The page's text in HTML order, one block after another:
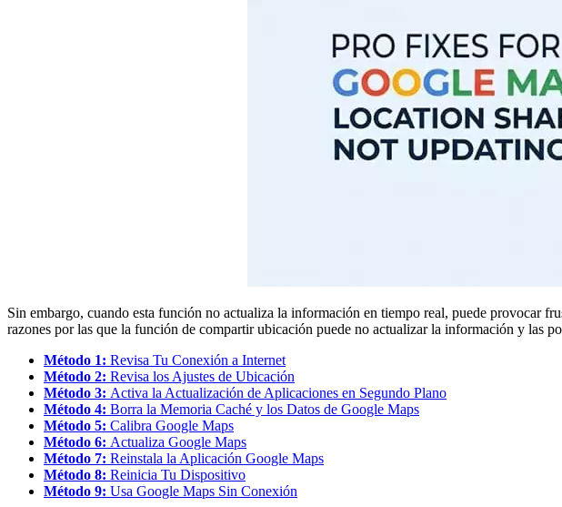
Sin embargo, cuando esta función no actualiza la información en tiempo real, puede provocar
razones por las que la función de compartir ubicación puede no actualizar la información y las
Método 1: Revisa Tu Conexión a Internet
Método 2: Revisa los Ajustes de Ubicación
Método 3: Activa la Actualización de Aplicaciones en Segundo Plano
Método 4: Borra la Memoria Caché y los Datos de Google Maps
Método 5: Calibra Google Maps
Método 6: Actualiza Google Maps
Método 7: Reinstala la Aplicación Google Maps
Método 8: Reinicia Tu Dispositivo
Método 9: Usa Google Maps Sin Conexión